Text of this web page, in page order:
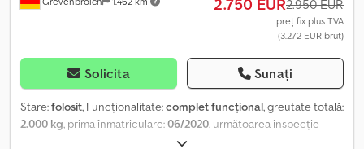
2.950 EUR
preț fix plus TVA
(3.272 EUR brut)
Solicita Sunați
Stare:folosit, Funcționalitate:complet funcțional, greutate totală:
2.000 kg, prima înmatriculare:06/2020, următoarea inspecție
, Piața online pentru achiziționarea remorcilor, atât